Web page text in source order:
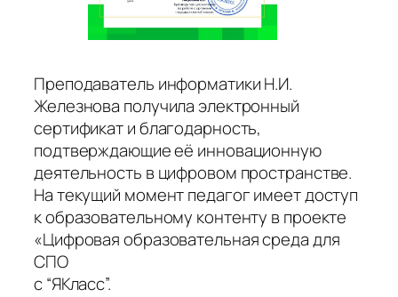
Преподаватель информатики Н.И.
Железнова получила электронный
сертификат и благодарность,
подтверждающие её инновационную
деятельность в цифровом пространстве.
На текущий момент педагог имеет доступ
к образовательному контенту в проекте
«Цифровая образовательная среда для
СПО
с “ЯКласс”.